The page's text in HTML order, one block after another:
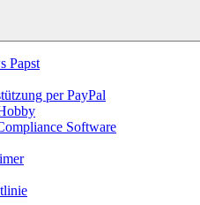
Papst
per PayPal
Software